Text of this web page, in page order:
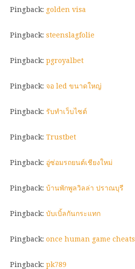
Pingback: golden visa
Pingback: steenslagfolie
Pingback: pgroyalbet
Pingback: จอ led ขนาดใหญ่
Pingback: รับทำเว็บไซต์
Pingback: Trustbet
Pingback: อู่ซ่อมรถยนต์เชียงใหม่
Pingback: บ้านพักพูลวิลล่า ปราณบุรี
Pingback: บับเบิ้ลกันกระแทก
Pingback: once human game cheats
Pingback: pk789